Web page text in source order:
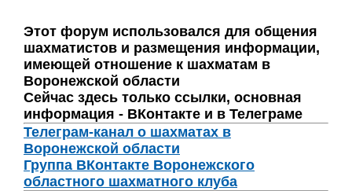
Этот форум использовался для общения
шахматистов и размещения информации,
имеющей отношение к шахматам в
Воронежской области
Сейчас здесь только ссылки, основная
информация - ВКонтакте и в Телеграме
Телеграм-канал о шахматах в
Воронежской области
Группа ВКонтакте Воронежского
областного шахматного клуба